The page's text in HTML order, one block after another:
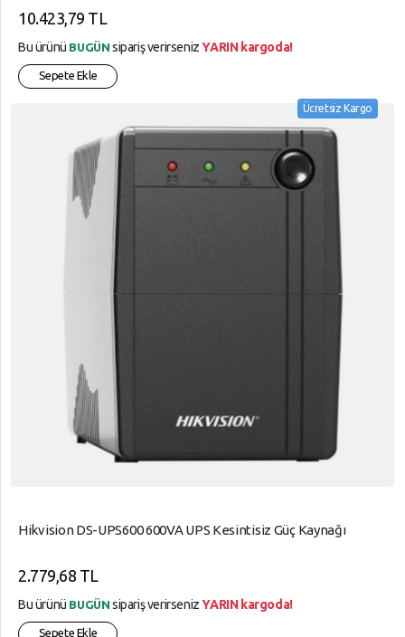
10.423,79 TL
Bu ürünü BUGÜN sipariş verirsenizYARIN kargoda!
Sepete Ekle
Ücretsiz Kargo
Hikvision DS-UPS600 600VA UPS Kesintisiz Güç Kaynağı
2.779,68 TL
Bu ürünü BUGÜN sipariş verirsenizYARIN kargoda!
Sepete Ekle